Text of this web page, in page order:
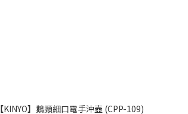
【KINYO】鵝頸細口電手沖壺 (CPP-109)